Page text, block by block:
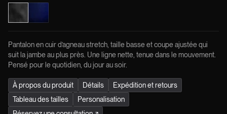
Pantalon en cuir d’agneau stretch, taille basse et coupe ajustée qui
suit la jambe au plus près. Une ligne nette, tenue dans le mouvement.
Pensé pour le quotidien, du jour au soir.
À propos du produit Détails
Expédition et retours
Tableau des tailles
Personalisation